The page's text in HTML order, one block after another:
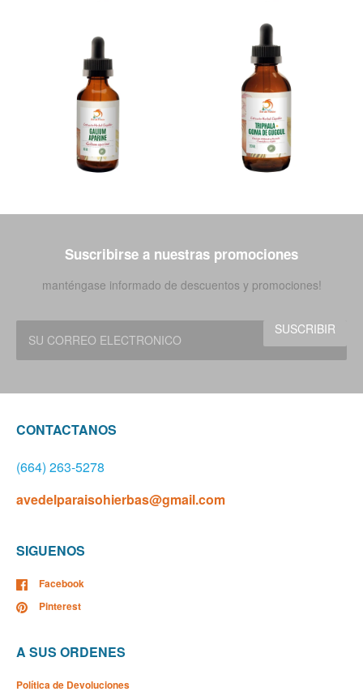
Suscribirse a nuestras promociones
manténgase informado de descuentos y promociones!
CONTACTANOS
(664) 263-5278
avedelparaisohierbas@gmail.com
SIGUENOS
Facebook
Pinterest
A SUS ORDENES
Política de Devoluciones